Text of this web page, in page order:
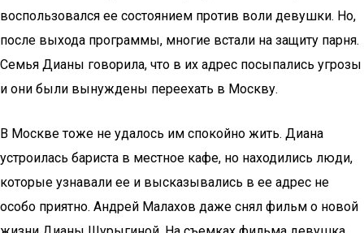
воспользовался ее состоянием против воли девушки. Но,
после выхода программы, многие встали на защиту парня.
Семья Дианы говорила, что в их адрес посыпались угрозы
и они были вынуждены переехать в Москву.
В Москве тоже не удалось им спокойно жить. Диана
устроилась бариста в местное кафе, но находились люди,
которые узнавали ее и высказывались в ее адрес не
особо приятно. Андрей Малахов даже снял фильм о новой